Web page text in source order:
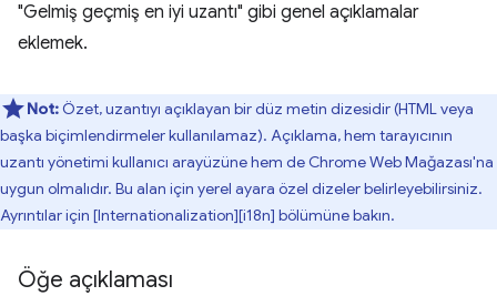
"Gelmiş geçmiş en iyi uzantı" gibi genel açıklamalar
eklemek.
Not: Özet, uzantıyı açıklayan bir düz metin dizesidir (HTML veya
başka biçimlendirmeler kullanılamaz). Açıklama, hem tarayıcının
uzantı yönetimi kullanıcı arayüzüne hem de Chrome Web Mağazası'na
uygun olmalıdır. Bu alan için yerel ayara özel dizeler belirleyebilirsiniz.
Ayrıntılar için [Internationalization][i18n] bölümüne bakın.
Öğe açıklaması